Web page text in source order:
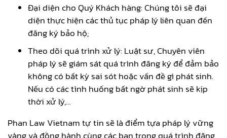
Đại diện cho Quý Khách hàng: Chúng tôi sẽ đại
diện thực hiện các thủ tục pháp lý liên quan đến
đăng ký bảo hộ;
Theo dõi quá trình xử lý: Luật sư, Chuyên viên
pháp lý sẽ giám sát quá trình đăng ký để đảm bảo
không có bất kỳ sai sót hoặc vấn đề gì phát sinh.
Nếu có các tình huống bất ngờ phát sinh sẽ kịp
thời xử lý,…
Phan Law Vietnam tự tin sẽ là điểm tựa pháp lý vững
vàng và đồng hành cùng các bạn trong quá trình đăng